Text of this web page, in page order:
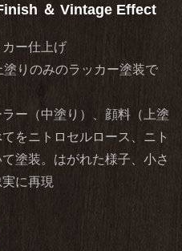
＆ Vintage Effect
ー仕上げ
りのみのラッカー塗装で
ー（中塗り）、顔料（上塗
をニトロセルロース、ニト
塗装。はがれた様子、小さ
に再現